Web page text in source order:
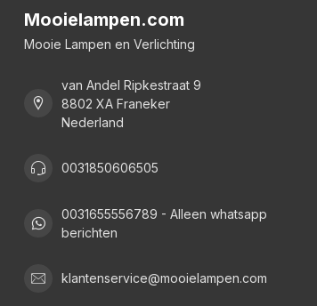
Mooielampen.com
Mooie Lampen en Verlichting
van Andel Ripkestraat 9
8802 XA Franeker
Nederland
0031850606505
0031655556789 - Alleen whatsapp
berichten
klantenservice@mooielampen.com